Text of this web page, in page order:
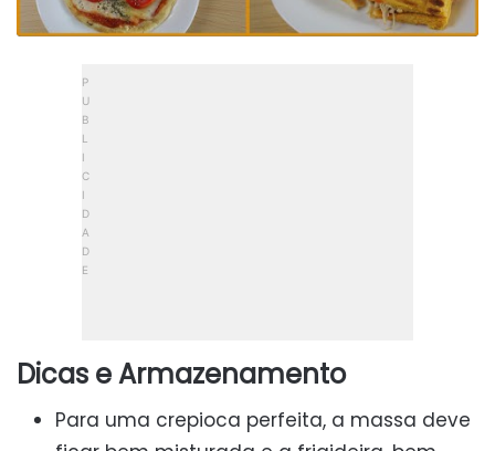
Dicas e Armazenamento
Para uma crepioca perfeita, a massa deve